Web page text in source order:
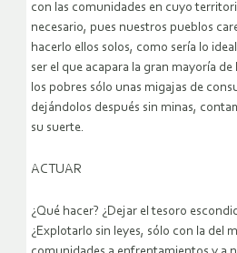
con las comunidades en cuyo
necesario, pues nuestros pueblos
hacerlo ellos solos, como sería lo
ser el que acapara la gran mayoría
los pobres sólo unas migajas de
dejándolos después sin minas,
su suerte.
ACTUAR
¿Qué hacer? ¿Dejar el tesoro
¿Explotarlo sin leyes, sólo con la del